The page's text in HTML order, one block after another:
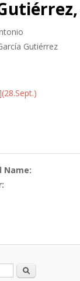
Gutiérrez
Name:
Search